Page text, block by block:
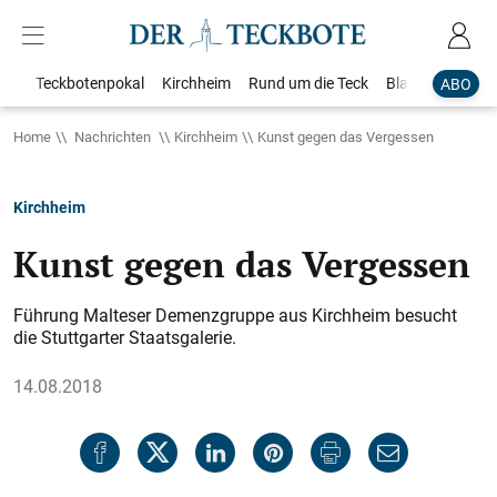
ABO
Teckbotenpokal Kirchheim Rund um die Teck Blaulicht
Home Nachrichten Kirchheim Kunst gegen das Vergessen
Kirchheim
Kunst gegen das Vergessen
Führung Malteser Demenzgruppe aus Kirchheim besucht
die Stuttgarter Staatsgalerie.
14.08.2018